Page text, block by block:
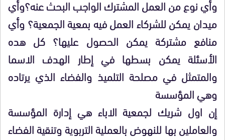
وأي نوع من العمل المشترك الواجب البحث عنه؟وأي
ميدان يمكن للشركاء العمل فيه بمعية الجمعية؟ وأي
منافع مشتركة يمكن الحصول عليها؟ كل هده
الأسئلة يمكن بسطها في إطار الهدف الاسما
والمتمثل في مصلحة التلميذ والفضاء الذي يرتاده
وهي المؤسسة
إن اول شريك لجمعية الاباء هي إدارة المؤسسة
والعاملين بها للنهوض بالعملية التربوية وتنقية الفضاء